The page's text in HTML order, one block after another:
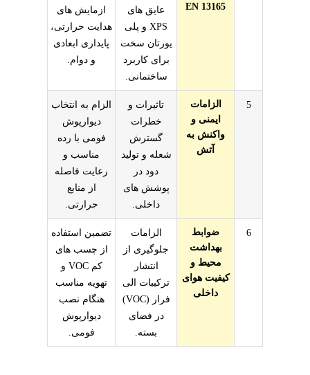
EN 13165
عایق های
XPS و پلی
یورتان سخت
برای کاربرد
ساختمانی.
ازمایش های
هدایت حرارتی،
پایداری ابعادی
و دوام.
5
الزامات
ایمنی و
واکنش به
آتش
تاثیرات و
خطرات
گسترش
شعله و تولید
دود در
پوشش های
داخلی.
الزام به انتخاب
دیوارپوش
فومی با رده
مناسب و
رعایت فاصله
از منابع
حرارتی.
6
ضوابط
بهداشت
محیط و
کیفیت هوای
داخلی
الزامات
جلوگیری از
انتشار
ترکیبات الی
فرار (VOC)
در فضای
بسته.
تضمین استفاده
از چسب های
کم VOC و
تهویه مناسب
هنگام نصب
دیوارپوش
فومی.